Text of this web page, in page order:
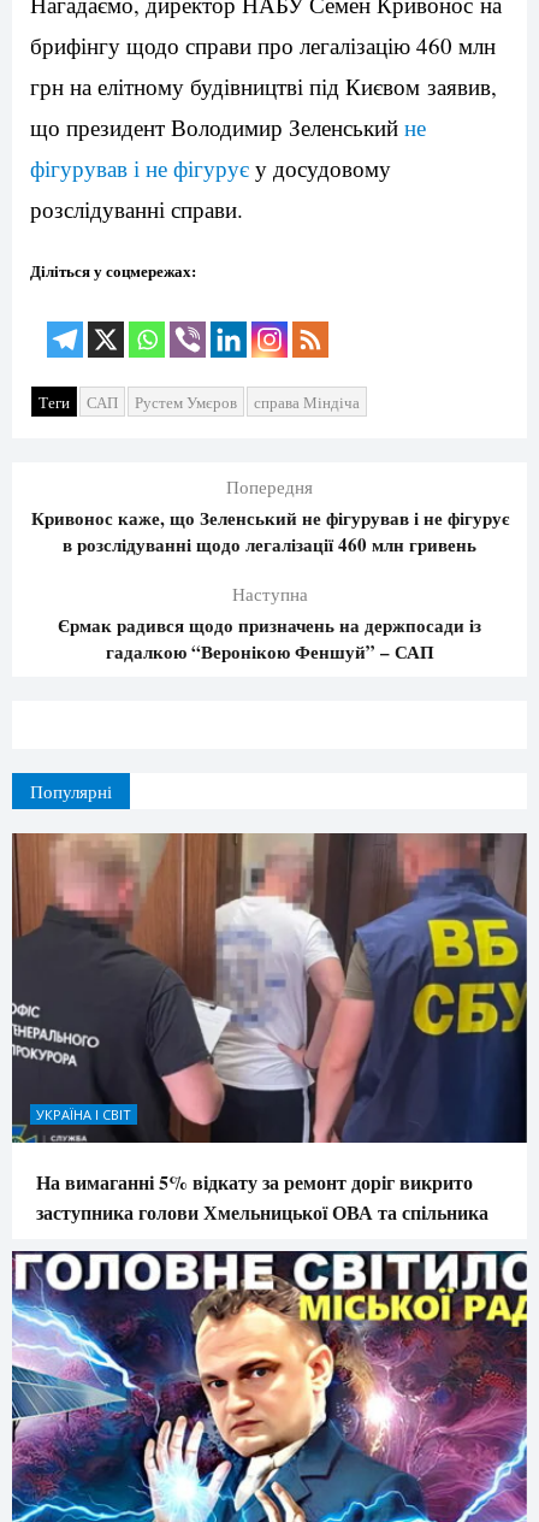
брифінгу щодо справи про легалізацію 460 млн
грн на елітному будівництві під Києвом заявив,
що президент Володимир Зеленський не
фігурував і не фігурує у досудовому
розслідуванні справи.
Діліться у соцмережах:
Теги САП Рустем Умєров справа Міндіча
Попередня
Кривонос каже, що Зеленський не фігурував і не фігурує
в розслідуванні щодо легалізації 460 млн гривень
Наступна
Єрмак радився щодо призначень на держпосади із
гадалкою “Веронікою Феншуй” – САП
Популярні
УКРАЇНА І СВІТ
На вимаганні 5% відкату за ремонт доріг викрито
заступника голови Хмельницької ОВА та спільника